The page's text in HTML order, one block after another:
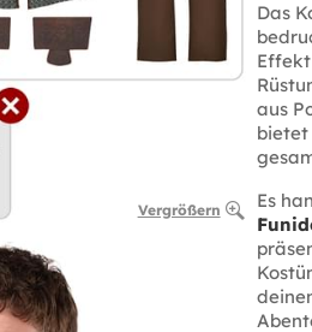
Vergrößern
Das
aus
Es